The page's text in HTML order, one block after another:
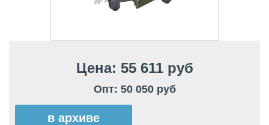
Цена: 55 611 руб
Опт: 50 050 руб
в архиве